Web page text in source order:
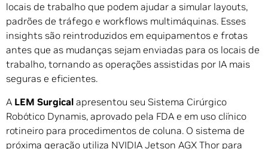
locais de trabalho que podem ajudar a simular layouts,
padrões de tráfego e workflows multimáquinas. Esses
insights são reintroduzidos em equipamentos e frotas
antes que as mudanças sejam enviadas para os locais de
trabalho, tornando as operações assistidas por IA mais
seguras e eficientes.
A LEM Surgical apresentou seu Sistema Cirúrgico
Robótico Dynamis, aprovado pela FDA e em uso clínico
rotineiro para procedimentos de coluna. O sistema de
próxima geração utiliza NVIDIA Jetson AGX Thor para